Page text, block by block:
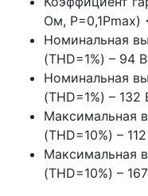
Ом, P=0,1Pmax)
Номинальная
(THD=1%) – 94
Номинальная
(THD=1%) – 132
Максимальная
(THD=10%) –
Максимальная
(THD=10%) –